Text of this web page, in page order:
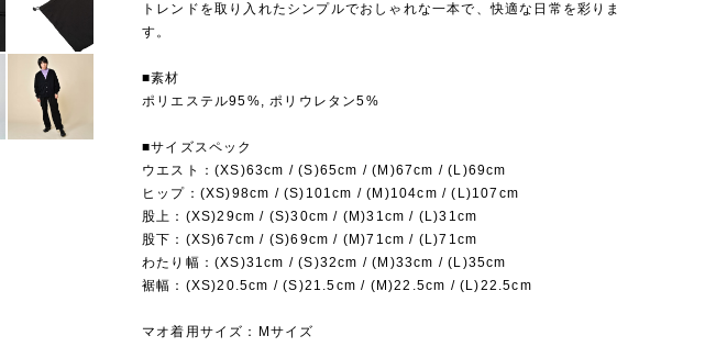
トレンドを取り入れたシンプルでおしゃれな一本で、快適な日常を彩りま
す。
■素材
ポリエステル95%, ポリウレタン5%
■サイズスペック
ウエスト：(XS)63cm / (S)65cm / (M)67cm / (L)69cm
ヒップ：(XS)98cm / (S)101cm / (M)104cm / (L)107cm
股上：(XS)29cm / (S)30cm / (M)31cm / (L)31cm
股下：(XS)67cm / (S)69cm / (M)71cm / (L)71cm
わたり幅：(XS)31cm / (S)32cm / (M)33cm / (L)35cm
裾幅：(XS)20.5cm / (S)21.5cm / (M)22.5cm / (L)22.5cm
マオ着用サイズ：Mサイズ